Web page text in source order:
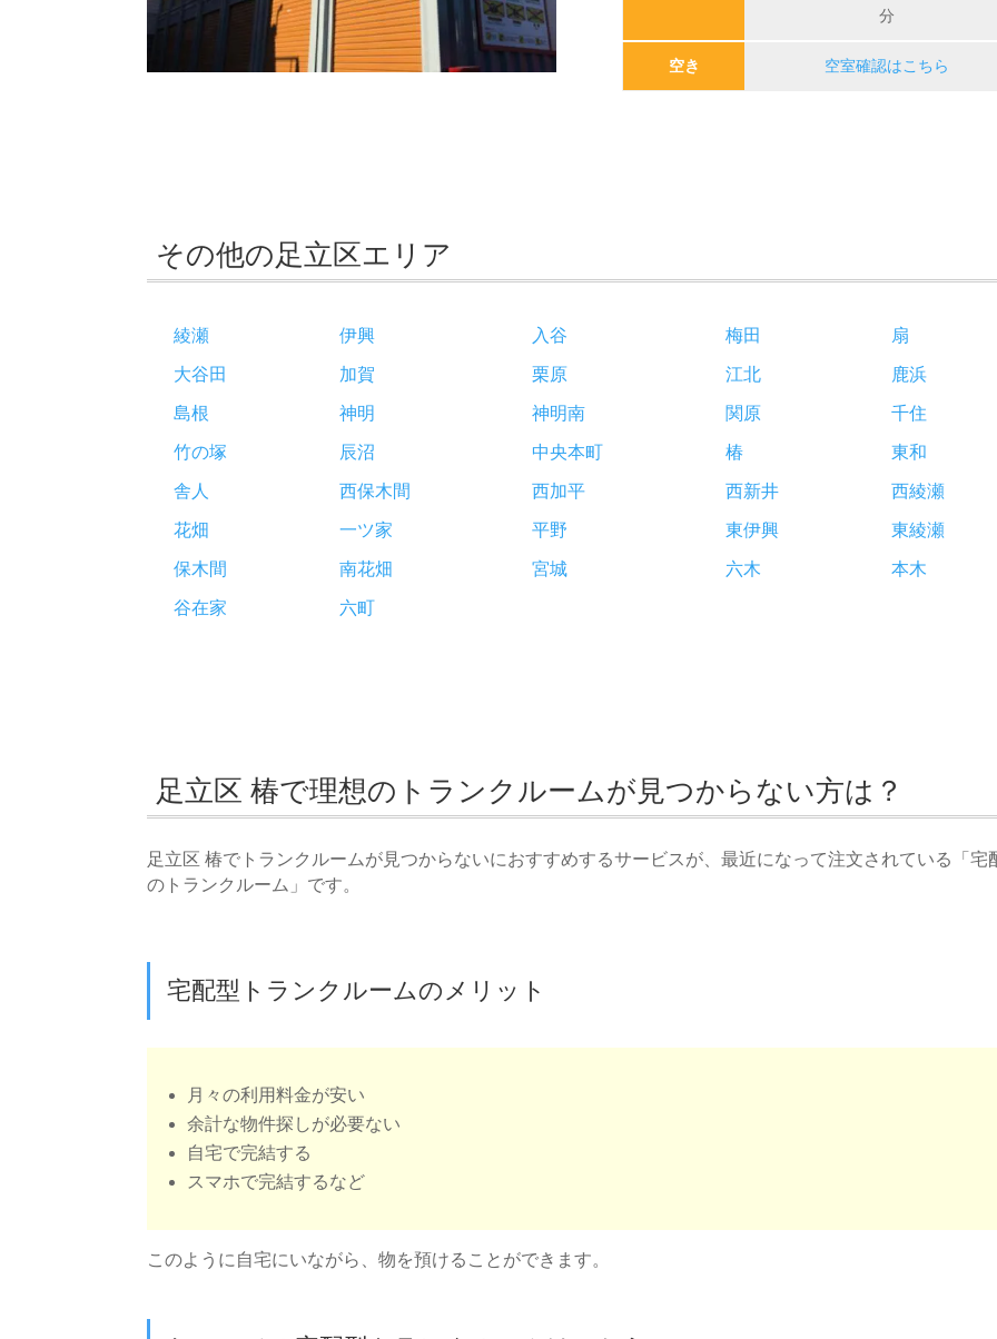
分
空き 空室確認はこちら
その他の足立区エリア
綾瀬 伊興 入谷 梅田 扇
大谷田 加賀 栗原 江北 鹿浜
島根 神明 神明南 関原 千住
竹の塚 辰沼 中央本町 椿 東和
舎人 西保木間 西加平 西新井 西綾瀬
花畑 一ツ家 平野 東伊興 東綾瀬
保木間 南花畑 宮城 六木 本木
谷在家 六町
足立区 椿で理想のトランクルームが見つからない方は？
足立区 椿でトランクルームが見つからないにおすすめするサービスが、最近になって注文されている「宅
のトランクルーム」です。
宅配型トランクルームのメリット
月々の利用料金が安い
余計な物件探しが必要ない
自宅で完結する
スマホで完結するなど
このように自宅にいながら、物を預けることができます。